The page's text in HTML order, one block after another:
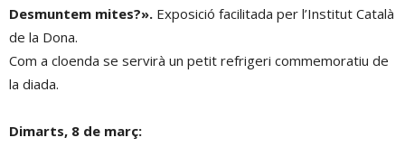
Desmuntem mites?». Exposició facilitada per l’Institut Català
de la Dona.
Com a cloenda se servirà un petit refrigeri commemoratiu de
la diada.
Dimarts, 8 de març: